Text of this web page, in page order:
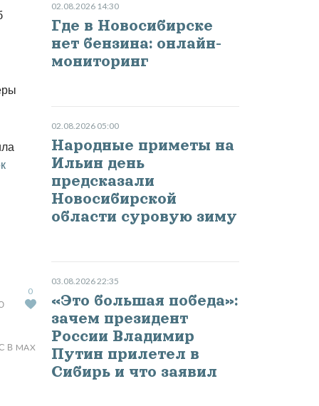
0
В MAX
02.08.2026 14:30
Где в Новосибирске
нет бензина: онлайн-
мониторинг
02.08.2026 05:00
Народные приметы на
Ильин день
предсказали
Новосибирской
области суровую зиму
03.08.2026 22:35
«Это большая победа»:
зачем президент
России Владимир
Путин прилетел в
Сибирь и что заявил